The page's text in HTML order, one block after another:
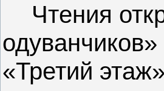
Чтения
«Третий